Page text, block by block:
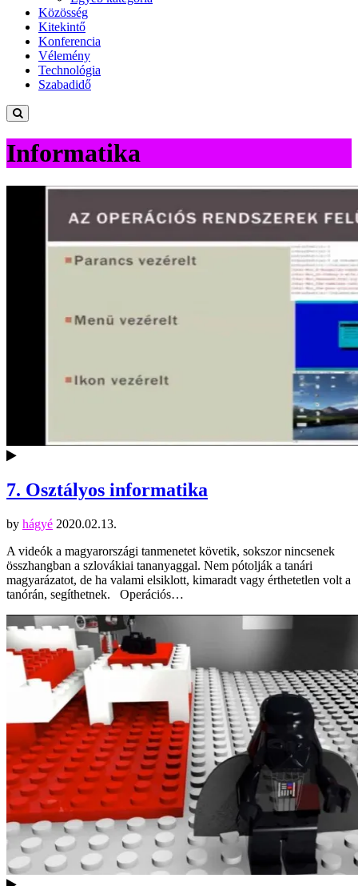
Közösség
Kitekintő
Konferencia
Vélemény
Technológia
Szabadidő
Informatika
7. Osztályos informatika
by hágyé 2020.02.13.
A videók a magyarországi tanmenetet követik, sokszor nincsenek
összhangban a szlovákiai tananyaggal. Nem pótolják a tanári
magyarázatot, de ha valami elsiklott, kimaradt vagy érthetetlen volt a
tanórán, segíthetnek. Operációs…